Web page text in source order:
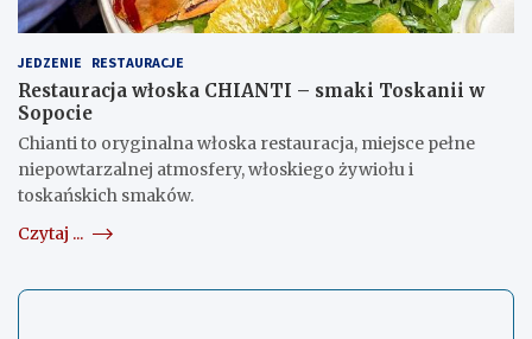
JEDZENIE RESTAURACJE
Restauracja włoska CHIANTI – smaki Toskanii w
Sopocie
Chianti to oryginalna włoska restauracja, miejsce pełne
niepowtarzalnej atmosfery, włoskiego żywiołu i
toskańskich smaków.
Czytaj ...